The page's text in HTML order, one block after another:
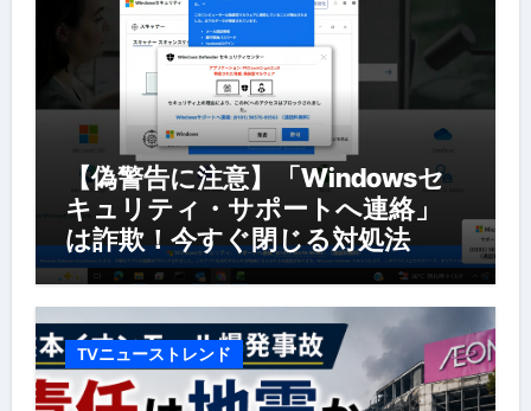
【偽警告に注意】「Windowsセ
キュリティ・サポートへ連絡」
は詐欺！今すぐ閉じる対処法
TVニューストレンド